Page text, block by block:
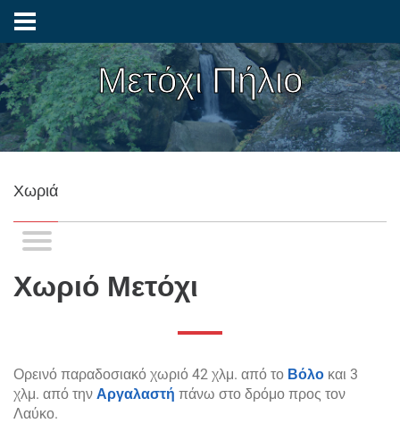
Μετόχι Πήλιο
Χωριά
Χωριό Μετόχι
Ορεινό παραδοσιακό χωριό 42 χλμ. από το Βόλο και 3
χλμ. από την Αργαλαστή πάνω στο δρόμο προς τον
Λαύκο.